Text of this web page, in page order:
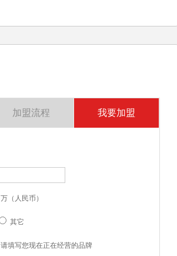
加盟流程 我要加盟
万（人民币）
其它
请填写您现在正在经营的品牌